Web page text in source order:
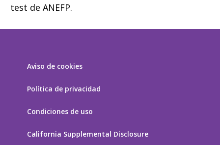
test de ANEFP.
Aviso de cookies
Política de privacidad
Condiciones de uso
California Supplemental Disclosure